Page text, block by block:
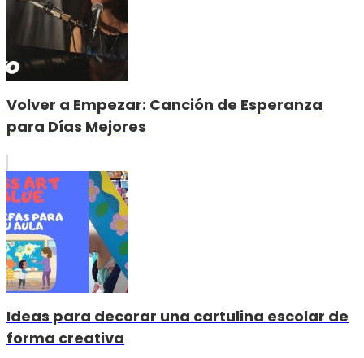
Volver a Empezar: Canción de Esperanza
para Días Mejores
Ideas para decorar una cartulina escolar de
forma creativa